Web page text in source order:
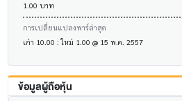
1.00 บาท
การเปลี่ยนแปลงพาร์ล่าสุด
เก่า 10.00 : ใหม่ 1.00 @ 15 พ.ค. 2557
ข้อมูลผู้ถือหุ้น